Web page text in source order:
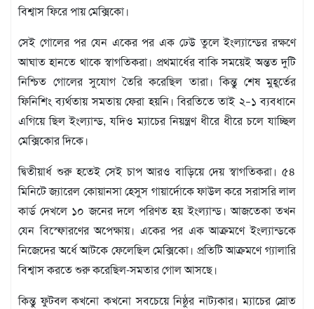
সংবাদ
চাকুরী
আবহাওয়া
বিশ্বাস ফিরে পায় মেক্সিকো।
সেই গোলের পর যেন একের পর এক ঢেউ তুলে ইংল্যান্ডের রক্ষণে
আঘাত হানতে থাকে স্বাগতিকরা। প্রথমার্ধের বাকি সময়েই অন্তত দুটি
নিশ্চিত গোলের সুযোগ তৈরি করেছিল তারা। কিন্তু শেষ মুহূর্তের
ফিনিশিং ব্যর্থতায় সমতায় ফেরা হয়নি। বিরতিতে তাই ২–১ ব্যবধানে
এগিয়ে ছিল ইংল্যান্ড, যদিও ম্যাচের নিয়ন্ত্রণ ধীরে ধীরে চলে যাচ্ছিল
মেক্সিকোর দিকে।
দ্বিতীয়ার্ধ শুরু হতেই সেই চাপ আরও বাড়িয়ে দেয় স্বাগতিকরা। ৫৪
মিনিটে জ্যারেল কোয়ানসা হেসুস গায়ার্দোকে ফাউল করে সরাসরি লাল
কার্ড দেখলে ১০ জনের দলে পরিণত হয় ইংল্যান্ড। আজতেকা তখন
যেন বিস্ফোরণের অপেক্ষায়। একের পর এক আক্রমণে ইংল্যান্ডকে
নিজেদের অর্ধে আটকে ফেলেছিল মেক্সিকো। প্রতিটি আক্রমণে গ্যালারি
বিশ্বাস করতে শুরু করেছিল-সমতার গোল আসছে।
কিন্তু ফুটবল কখনো কখনো সবচেয়ে নিষ্ঠুর নাট্যকার। ম্যাচের স্রোত